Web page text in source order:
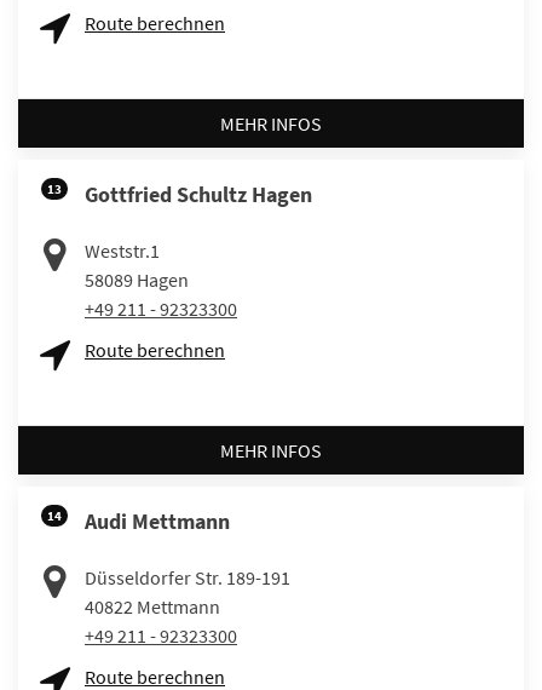
Route berechnen
MEHR INFOS
13 Gottfried Schultz Hagen
Weststr.1
58089 Hagen
+49 211 - 92323300
Route berechnen
MEHR INFOS
14 Audi Mettmann
Düsseldorfer Str. 189-191
40822 Mettmann
+49 211 - 92323300
Route berechnen